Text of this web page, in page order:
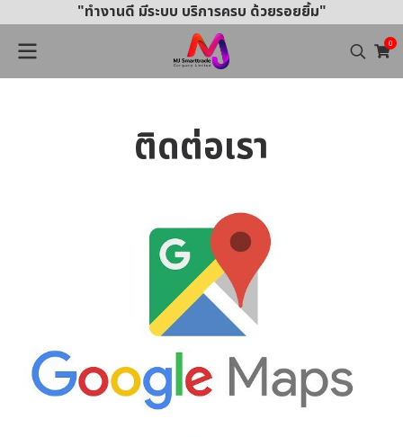
"ทำงานดี มีระบบ บริการครบ ด้วยรอยยิ้ม"
0
ติดต่อเรา